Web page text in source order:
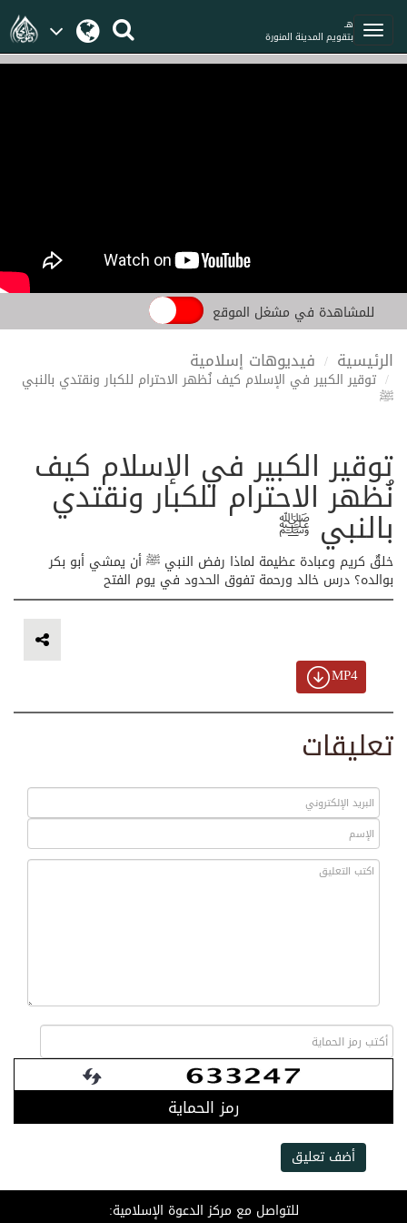
هـ
بتقويم المدينة المنورة
للمشاهدة في مشغل الموقع
الرئيسية فيديوهات إسلامية
توقير الكبير في الإسلام كيف نُظهر الاحترام للكبار ونقتدي بالنبي
ﷺ
توقير الكبير في الإسلام كيف
نُظهر الاحترام للكبار ونقتدي
بالنبي ﷺ
خلقٌ كريم وعبادة عظيمة لماذا رفض النبي ﷺ أن يمشي أبو بكر
بوالده؟ درس خالد ورحمة تفوق الحدود في يوم الفتح
MP4
تعليقات
رمز الحماية
أضف تعليق
للتواصل مع مركز الدعوة الإسلامية: